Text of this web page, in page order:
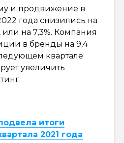
и продвижение в
года снизились на
на 7,3%. Компания
в бренды на 9,4
квартале
увеличить
итоги
2021 года